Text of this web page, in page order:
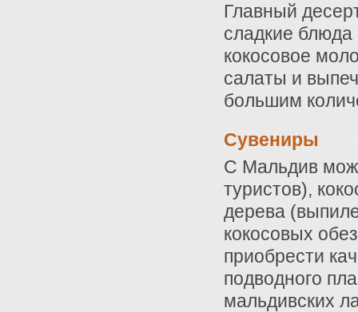
Главный
сладкие блюда
кокосовое
салаты и
большим
Сувениры
С Мальдив
туристов),
дерева
кокосовых
приобрести
подводного
мальдивских